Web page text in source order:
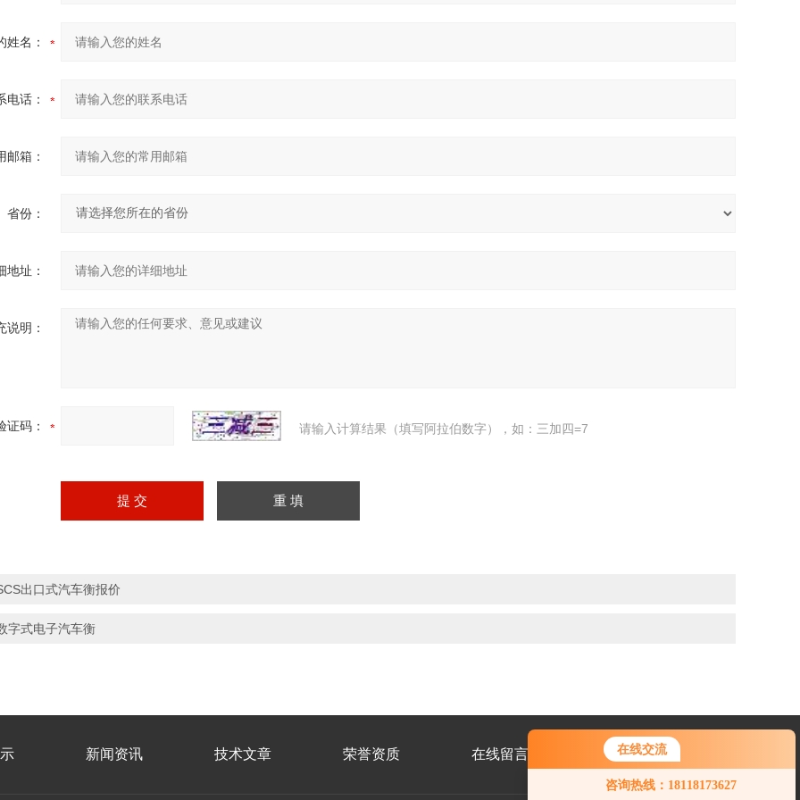
在线交流
咨询热线：18118173627
姓名：
电话：
邮箱：
省份：
地址：
说明：
证码： 请输入计算结果（填写阿拉伯数字），如：三加四=7
出口式汽车衡报价
字式电子汽车衡
新闻资讯 技术文章 荣誉资质 在线留言 联系我们